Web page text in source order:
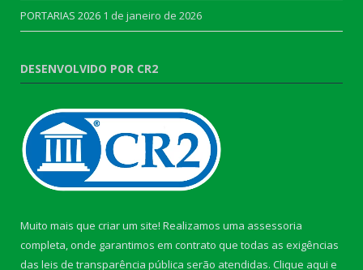
PORTARIAS 2026 1 de janeiro de 2026
DESENVOLVIDO POR CR2
Muito mais que criar um site! Realizamos uma assessoria
completa, onde garantimos em contrato que todas as exigências
das leis de transparência pública serão atendidas. Clique aqui e